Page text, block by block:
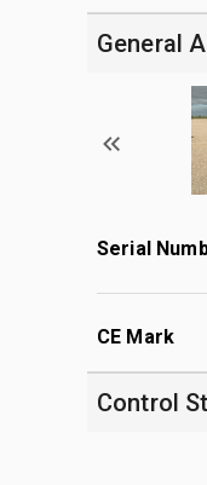
General
Serial
CE Mark
Control